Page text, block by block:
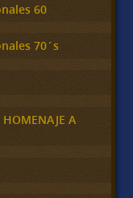
60
70´s
A